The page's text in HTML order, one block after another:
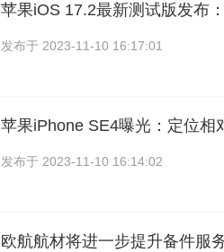
苹果iOS 17.2最新测试版发布
发布于 2023-11-10 16:17:01
苹果iPhone SE4曝光：定位相
发布于 2023-11-10 16:14:02
欧航航材将进一步提升备件服